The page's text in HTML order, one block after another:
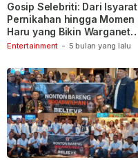
Entertainment - 5 bulan yang lalu
Gosip Selebriti: Dari Isyarat
Pernikahan hingga Momen
Haru yang Bikin Warganet
Berspekulasi